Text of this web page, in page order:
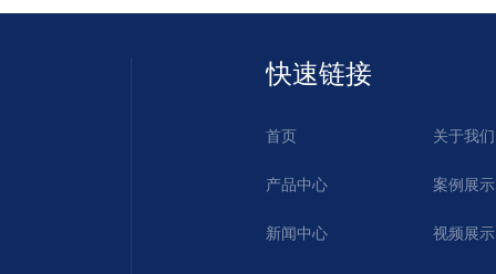
快速链接
首页 关于我们
产品中心 案例展示
新闻中心 视频展示